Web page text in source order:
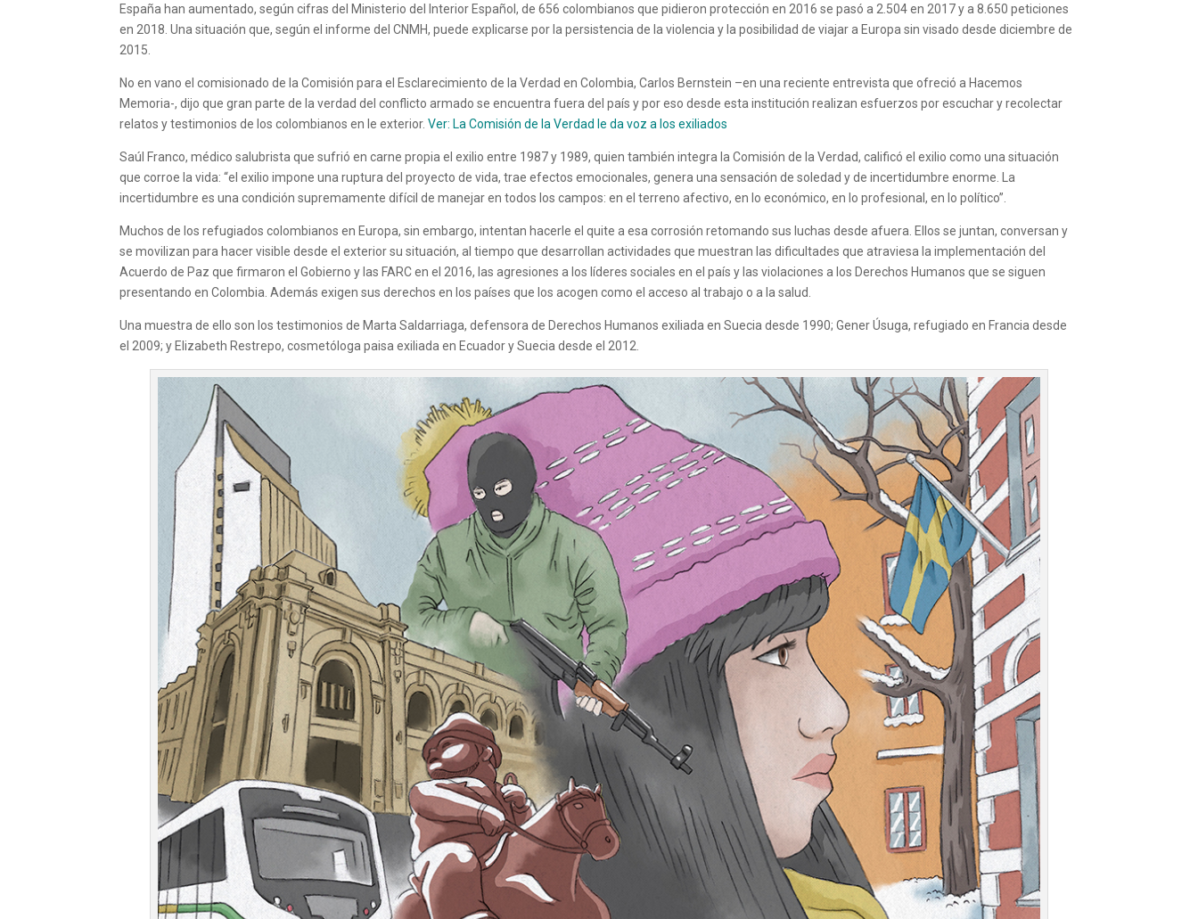
España han aumentado, según cifras del Ministerio del Interior Español, de 656 colombianos que pidieron protección en 2016 se pasó a 2.504 en 2017 y a 8.650 peticiones
en 2018. Una situación que, según el informe del CNMH, puede explicarse por la persistencia de la violencia y la posibilidad de viajar a Europa sin visado desde diciembre de
2015.
No en vano el comisionado de la Comisión para el Esclarecimiento de la Verdad en Colombia, Carlos Bernstein –en una reciente entrevista que ofreció a Hacemos
Memoria-, dijo que gran parte de la verdad del conflicto armado se encuentra fuera del país y por eso desde esta institución realizan esfuerzos por escuchar y recolectar
relatos y testimonios de los colombianos en le exterior.Ver: La Comisión de la Verdad le da voz a los exiliados
Saúl Franco, médico salubrista que sufrió en carne propia el exilio entre 1987 y 1989, quien también integra la Comisión de la Verdad, calificó el exilio como una situación
que corroe la vida: “el exilio impone una ruptura del proyecto de vida, trae efectos emocionales, genera una sensación de soledad y de incertidumbre enorme. La
incertidumbre es una condición supremamente difícil de manejar en todos los campos: en el terreno afectivo, en lo económico, en lo profesional, en lo político”.
Muchos de los refugiados colombianos en Europa, sin embargo, intentan hacerle el quite a esa corrosión retomando sus luchas desde afuera. Ellos se juntan, conversan y
se movilizan para hacer visible desde el exterior su situación, al tiempo que desarrollan actividades que muestran las dificultades que atraviesa la implementación del
Acuerdo de Paz que firmaron el Gobierno y las FARC en el 2016, las agresiones a los líderes sociales en el país y las violaciones a los Derechos Humanos que se siguen
presentando en Colombia. Además exigen sus derechos en los países que los acogen como el acceso al trabajo o a la salud.
Una muestra de ello son los testimonios de Marta Saldarriaga, defensora de Derechos Humanos exiliada en Suecia desde 1990; Gener Úsuga, refugiado en Francia desde
el 2009; y Elizabeth Restrepo, cosmetóloga paisa exiliada en Ecuador y Suecia desde el 2012.